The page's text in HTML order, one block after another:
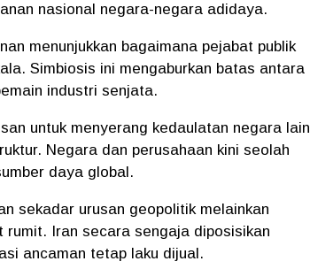
nasional negara-negara adidaya.
menunjukkan bagaimana pejabat publik
Simbiosis ini mengaburkan batas antara
industri senjata.
untuk menyerang kedaulatan negara lain
Negara dan perusahaan kini seolah
daya global.
sekadar urusan geopolitik melainkan
Iran secara sengaja diposisikan
ancaman tetap laku dijual.